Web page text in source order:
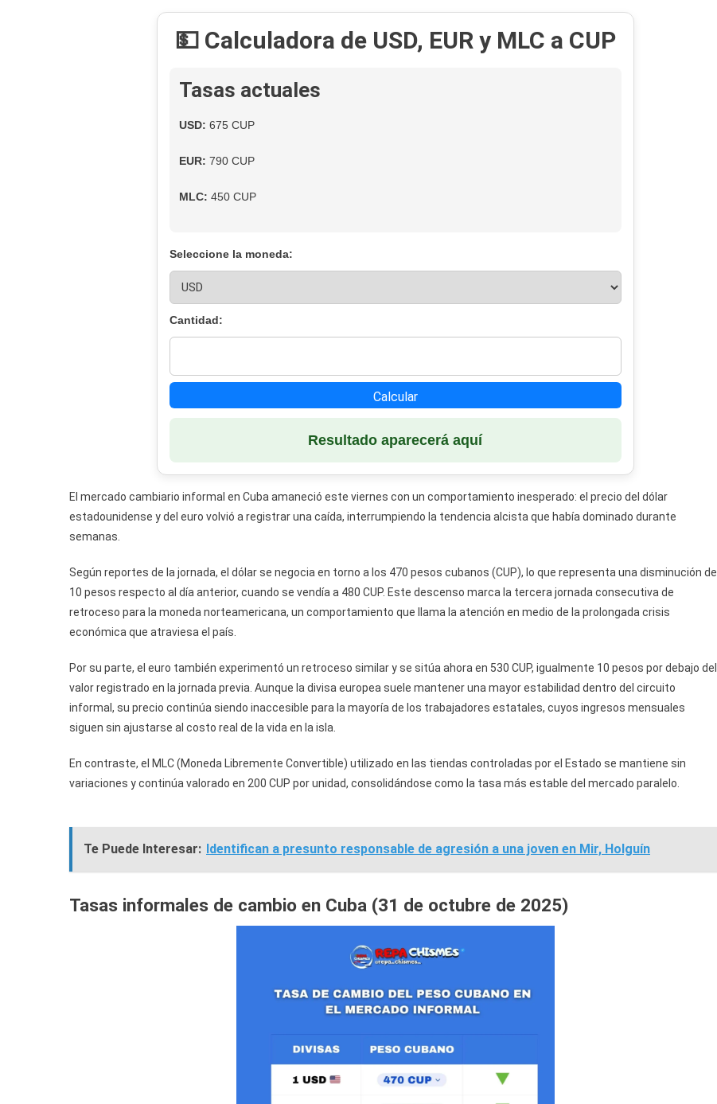
Pero
Cierto»:
Caen
Tercer
Consecutivo
💵 Calculadora de USD, EUR y MLC a CUP
Tasas actuales
USD: 675 CUP
EUR: 790 CUP
MLC: 450 CUP
Seleccione la moneda:
Cantidad:
Calcular
Resultado aparecerá aquí
El mercado cambiario informal en Cuba amaneció este viernes con un comportamiento inesperado: el precio del dólar
estadounidense y del euro volvió a registrar una caída, interrumpiendo la tendencia alcista que había dominado durante
semanas.
Según reportes de la jornada, el dólar se negocia en torno a los 470 pesos cubanos (CUP), lo que representa una disminución de
10 pesos respecto al día anterior, cuando se vendía a 480 CUP. Este descenso marca la tercera jornada consecutiva de
retroceso para la moneda norteamericana, un comportamiento que llama la atención en medio de la prolongada crisis
económica que atraviesa el país.
Por su parte, el euro también experimentó un retroceso similar y se sitúa ahora en 530 CUP, igualmente 10 pesos por debajo del
valor registrado en la jornada previa. Aunque la divisa europea suele mantener una mayor estabilidad dentro del circuito
informal, su precio continúa siendo inaccesible para la mayoría de los trabajadores estatales, cuyos ingresos mensuales
siguen sin ajustarse al costo real de la vida en la isla.
En contraste, el MLC (Moneda Libremente Convertible) utilizado en las tiendas controladas por el Estado se mantiene sin
variaciones y continúa valorado en 200 CUP por unidad, consolidándose como la tasa más estable del mercado paralelo.
Te Puede Interesar: Identifican a presunto responsable de agresión a una joven en Mir, Holguín
Tasas informales de cambio en Cuba (31 de octubre de 2025)